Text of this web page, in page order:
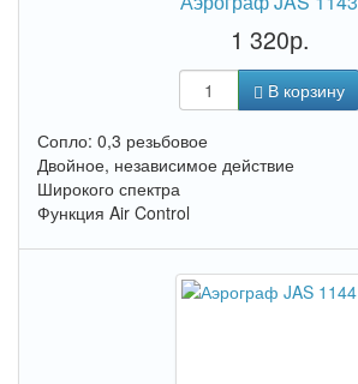
1 320р.
В корзину
Сопло: 0,3 резьбовое
Двойное, независимое действие
Широкого спектра
Функция Air Control